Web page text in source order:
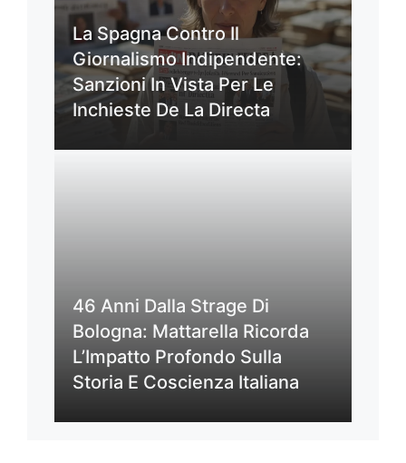
La Spagna Contro Il
Giornalismo Indipendente:
Sanzioni In Vista Per Le
Inchieste De La Directa
46 Anni Dalla Strage Di
Bologna: Mattarella Ricorda
L’Impatto Profondo Sulla
Storia E Coscienza Italiana